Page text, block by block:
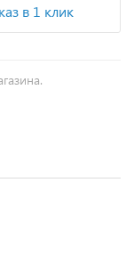
в 1 клик